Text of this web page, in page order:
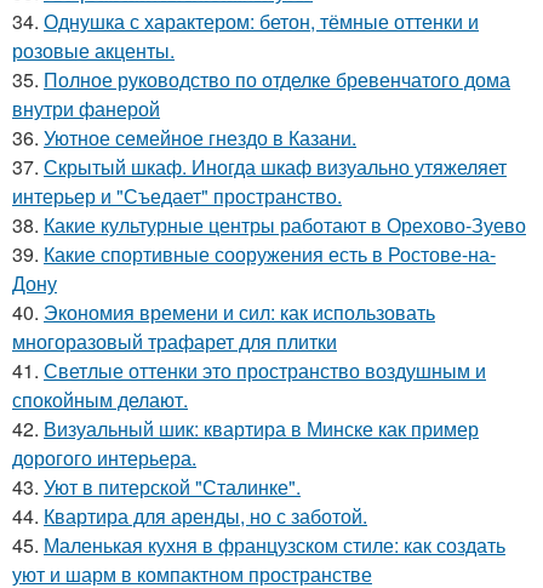
34. Однушка с характером: бетон, тёмные оттенки и
розовые акценты.
35. Полное руководство по отделке бревенчатого дома
внутри фанерой
36. Уютное семейное гнездо в Казани.
37. Скрытый шкаф. Иногда шкаф визуально утяжеляет
интерьер и "Съедает" пространство.
38. Какие культурные центры работают в Орехово-Зуево
39. Какие спортивные сооружения есть в Ростове-на-
Дону
40. Экономия времени и сил: как использовать
многоразовый трафарет для плитки
41. Светлые оттенки это пространство воздушным и
спокойным делают.
42. Визуальный шик: квартира в Минске как пример
дорогого интерьера.
43. Уют в питерской "Сталинке".
44. Квартира для аренды, но с заботой.
45. Маленькая кухня в французском стиле: как создать
уют и шарм в компактном пространстве